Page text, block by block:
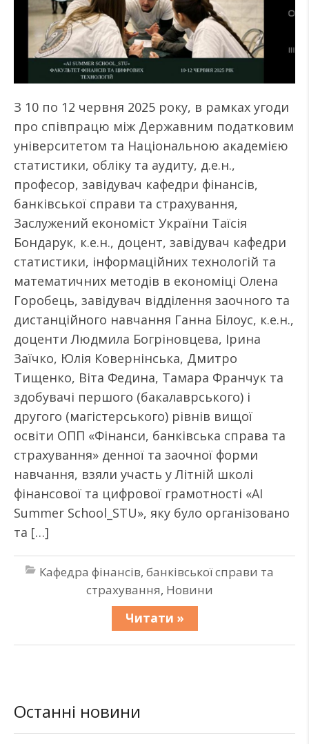
З 10 по 12 червня 2025 року, в рамках угоди
про співпрацю між Державним податковим
університетом та Національною академією
статистики, обліку та аудиту, д.е.н.,
професор, завідувач кафедри фінансів,
банківської справи та страхування,
Заслужений економіст України Таїсія
Бондарук, к.е.н., доцент, завідувач кафедри
статистики, інформаційних технологій та
математичних методів в економіці Олена
Горобець, завідувач відділення заочного та
дистанційного навчання Ганна Білоус, к.е.н.,
доценти Людмила Богріновцева, Ірина
Заїчко, Юлія Ковернінська, Дмитро
Тищенко, Віта Федина, Тамара Франчук та
здобувачі першого (бакалаврського) і
другого (магістерського) рівнів вищої
освіти ОПП «Фінанси, банківська справа та
страхування» денної та заочної форми
навчання, взяли участь у Літній школі
фінансової та цифрової грамотності «AI
Summer School_STU», яку було організовано
та […]
Кафедра фінансів, банківської справи та
страхування, Новини
Читати »
Останні новини